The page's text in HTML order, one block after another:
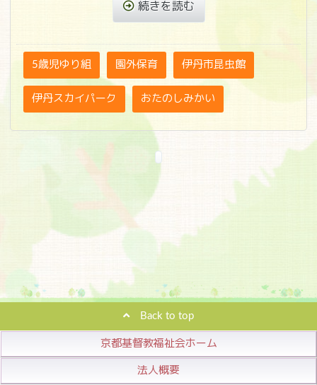
続きを読む
5歳児ゆり組 園外保育 伊丹市昆虫館
伊丹スカイパーク おたのしみかい
Back to top
京都基督教福祉会ホーム
法人概要